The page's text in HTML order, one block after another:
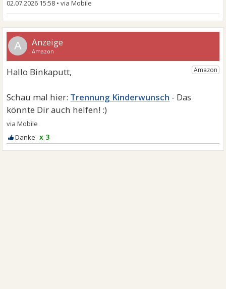
02.07.2026 15:58 •
A
Trennung Kinderwunsch
x 3